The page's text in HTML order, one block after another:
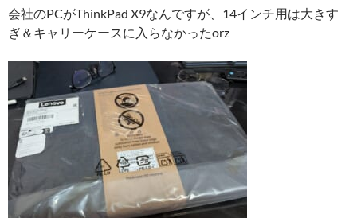
会社のPCがThinkPad X9なんですが、14インチ用は大きす
ぎ＆キャリーケースに入らなかったorz